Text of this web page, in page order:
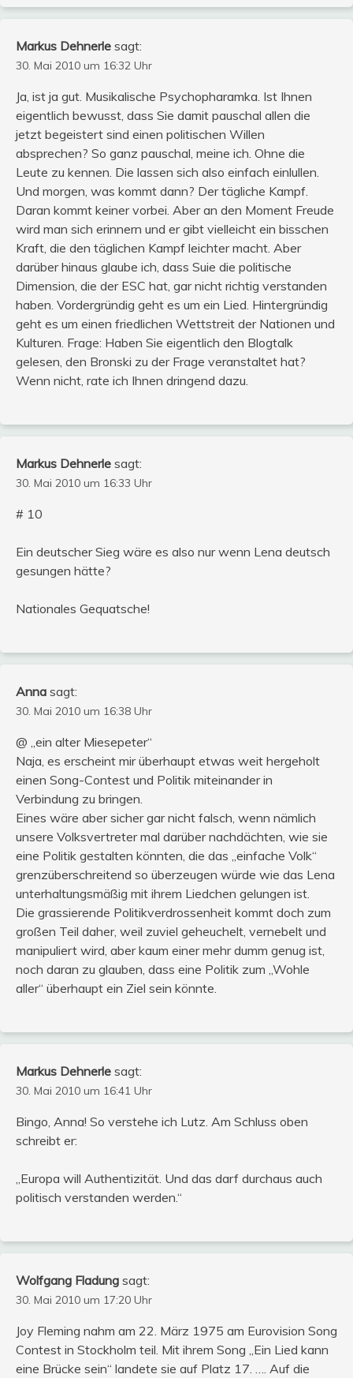
Markus Dehnerle sagt:
30. Mai 2010 um 16:32 Uhr
Ja, ist ja gut. Musikalische Psychopharamka. Ist Ihnen
eigentlich bewusst, dass Sie damit pauschal allen die
jetzt begeistert sind einen politischen Willen
absprechen? So ganz pauschal, meine ich. Ohne die
Leute zu kennen. Die lassen sich also einfach einlullen.
Und morgen, was kommt dann? Der tägliche Kampf.
Daran kommt keiner vorbei. Aber an den Moment Freude
wird man sich erinnern und er gibt vielleicht ein bisschen
Kraft, die den täglichen Kampf leichter macht. Aber
darüber hinaus glaube ich, dass Suie die politische
Dimension, die der ESC hat, gar nicht richtig verstanden
haben. Vordergründig geht es um ein Lied. Hintergründig
geht es um einen friedlichen Wettstreit der Nationen und
Kulturen. Frage: Haben Sie eigentlich den Blogtalk
gelesen, den Bronski zu der Frage veranstaltet hat?
Wenn nicht, rate ich Ihnen dringend dazu.
Markus Dehnerle sagt:
30. Mai 2010 um 16:33 Uhr
# 10
Ein deutscher Sieg wäre es also nur wenn Lena deutsch
gesungen hätte?
Nationales Gequatsche!
Anna sagt:
30. Mai 2010 um 16:38 Uhr
@ „ein alter Miesepeter“
Naja, es erscheint mir überhaupt etwas weit hergeholt
einen Song-Contest und Politik miteinander in
Verbindung zu bringen.
Eines wäre aber sicher gar nicht falsch, wenn nämlich
unsere Volksvertreter mal darüber nachdächten, wie sie
eine Politik gestalten könnten, die das „einfache Volk“
grenzüberschreitend so überzeugen würde wie das Lena
unterhaltungsmäßig mit ihrem Liedchen gelungen ist.
Die grassierende Politikverdrossenheit kommt doch zum
großen Teil daher, weil zuviel geheuchelt, vernebelt und
manipuliert wird, aber kaum einer mehr dumm genug ist,
noch daran zu glauben, dass eine Politik zum „Wohle
aller“ überhaupt ein Ziel sein könnte.
Markus Dehnerle sagt:
30. Mai 2010 um 16:41 Uhr
Bingo, Anna! So verstehe ich Lutz. Am Schluss oben
schreibt er:
„Europa will Authentizität. Und das darf durchaus auch
politisch verstanden werden.“
Wolfgang Fladung sagt:
30. Mai 2010 um 17:20 Uhr
Joy Fleming nahm am 22. März 1975 am Eurovision Song
Contest in Stockholm teil. Mit ihrem Song „Ein Lied kann
eine Brücke sein“ landete sie auf Platz 17. …. Auf die